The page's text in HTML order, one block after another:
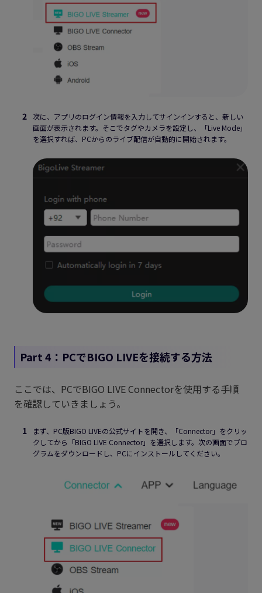
次に、アプリのログイン情報を入力してサインインすると、新しい
画面が表示されます。そこでタグやカメラを設定し、「Live Mode」
を選択すれば、PCからのライブ配信が自動的に開始されます。
Part 4：PCでBIGO LIVEを接続する方法
ここでは、PCでBIGO LIVE Connectorを使用する手順
を確認していきましょう。
まず、PC版BIGO LIVEの公式サイトを開き、「Connector」をクリッ
クしてから「BIGO LIVE Connector」を選択します。次の画面でプロ
グラムをダウンロードし、PCにインストールしてください。